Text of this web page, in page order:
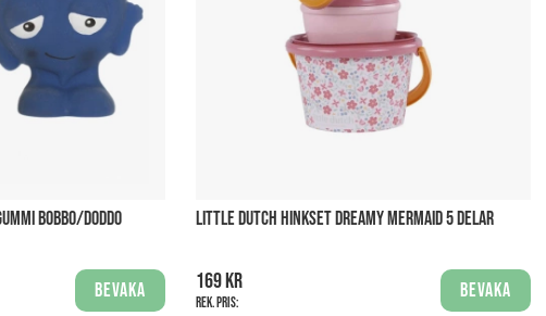
BOBBO/DODDO
Bevaka
LITTLE DUTCH HINKSET DREAMY MERMAID 5 DELAR
169 kr
Rek. pris:
Bevaka